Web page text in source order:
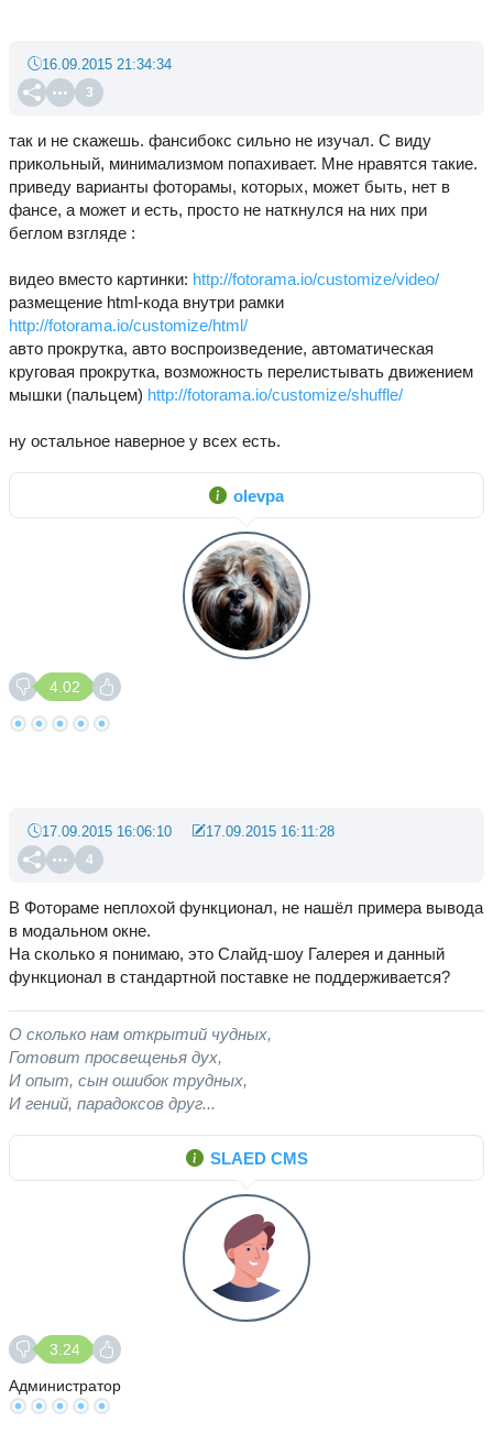
3
16.09.2015 21:34:34
так и не скажешь. фансибокс сильно не изучал. С виду
прикольный, минимализмом попахивает. Мне нравятся такие.
приведу варианты фоторамы, которых, может быть, нет в
фансе, а может и есть, просто не наткнулся на них при
беглом взгляде :
видео вместо картинки: http://fotorama.io/customize/video/
размещение html-кода внутри рамки
http://fotorama.io/customize/html/
авто прокрутка, авто воспроизведение, автоматическая
круговая прокрутка, возможность перелистывать движением
мышки (пальцем) http://fotorama.io/customize/shuffle/
ну остальное наверное у всех есть.
olevpa
4.02
4
17.09.2015 16:06:10 17.09.2015 16:11:28
В Фотораме неплохой функционал, не нашёл примера вывода
в модальном окне.
На сколько я понимаю, это Слайд-шоу Галерея и данный
функционал в стандартной поставке не поддерживается?
О сколько нам открытий чудных,
Готовит просвещенья дух,
И опыт, сын ошибок трудных,
И гений, парадоксов друг...
SLAED CMS
3.24
Администратор